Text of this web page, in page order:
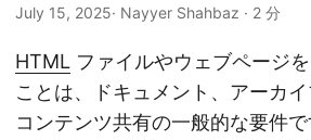
July 15, 2025· Nayyer Shahbaz · 2 分
HTML ファイルやウェブページを
ことは、ドキュメント、アーカ
コンテンツ共有の一般的な要件